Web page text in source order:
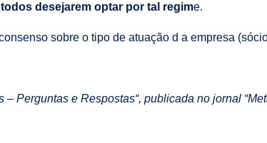
desejarem optar por tal regime.
sobre o tipo de atuação d a empresa
Perguntas e Respostas“, publicada no jornal